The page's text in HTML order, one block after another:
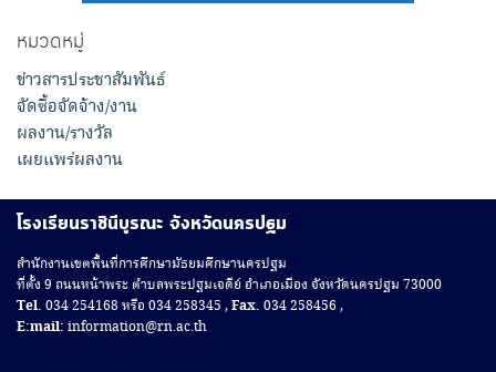
หมวดหมู่
ข่าวสารประชาสัมพันธ์
จัดซื้อจัดจ้าง/งาน
ผลงาน/รางวัล
เผยแพร่ผลงาน
โรงเรียนราชินีบูรณะ จังหวัดนครปฐม
สํานักงานเขตพื้นที่การศึกษามัธยมศึกษานครปฐม
ที่ตั้ง 9 ถนนหน้าพระ ตำบลพระปฐมเจดีย์ อำเภอเมือง จังหวัดนครปฐม 73000
Tel. 034 254168 หรือ 034 258345 ,Fax. 034 258456 ,
E:mail: information@rn.ac.th